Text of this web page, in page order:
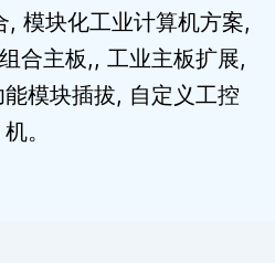
, 模块化工业计算机方案,
合主板,, 工业主板扩展,
模块插拔, 自定义工控
机。